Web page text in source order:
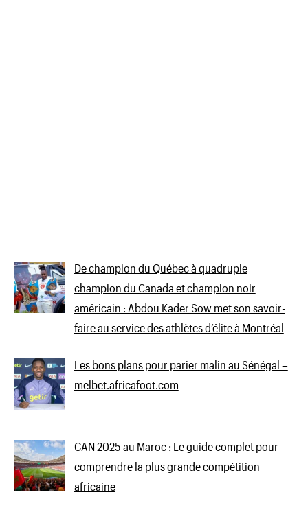
De champion du Québec à quadruple
champion du Canada et champion noir
américain : Abdou Kader Sow met son savoir-
faire au service des athlètes d’élite à Montréal
Les bons plans pour parier malin au Sénégal –
melbet.africafoot.com
CAN 2025 au Maroc : Le guide complet pour
comprendre la plus grande compétition
africaine